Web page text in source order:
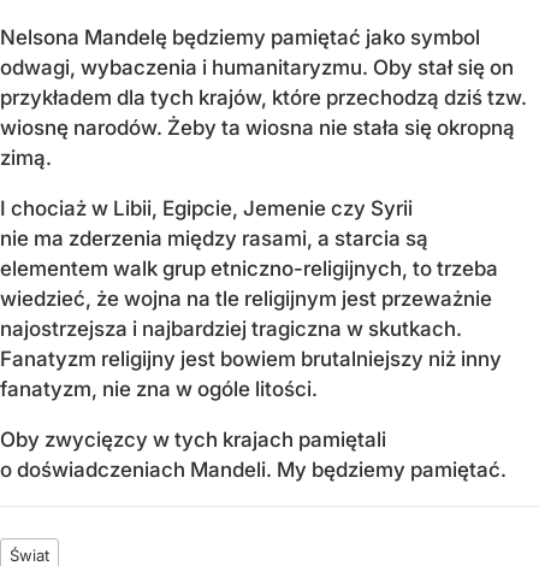
Nelsona Mandelę będziemy pamiętać jako symbol
odwagi, wybaczenia i humanitaryzmu. Oby stał się on
przykładem dla tych krajów, które przechodzą dziś tzw.
wiosnę narodów. Żeby ta wiosna nie stała się okropną
zimą.
I chociaż w Libii, Egipcie, Jemenie czy Syrii
nie ma zderzenia między rasami, a starcia są
elementem walk grup etniczno-religijnych, to trzeba
wiedzieć, że wojna na tle religijnym jest przeważnie
najostrzejsza i najbardziej tragiczna w skutkach.
Fanatyzm religijny jest bowiem brutalniejszy niż inny
fanatyzm, nie zna w ogóle litości.
Oby zwycięzcy w tych krajach pamiętali
o doświadczeniach Mandeli. My będziemy pamiętać.
Świat